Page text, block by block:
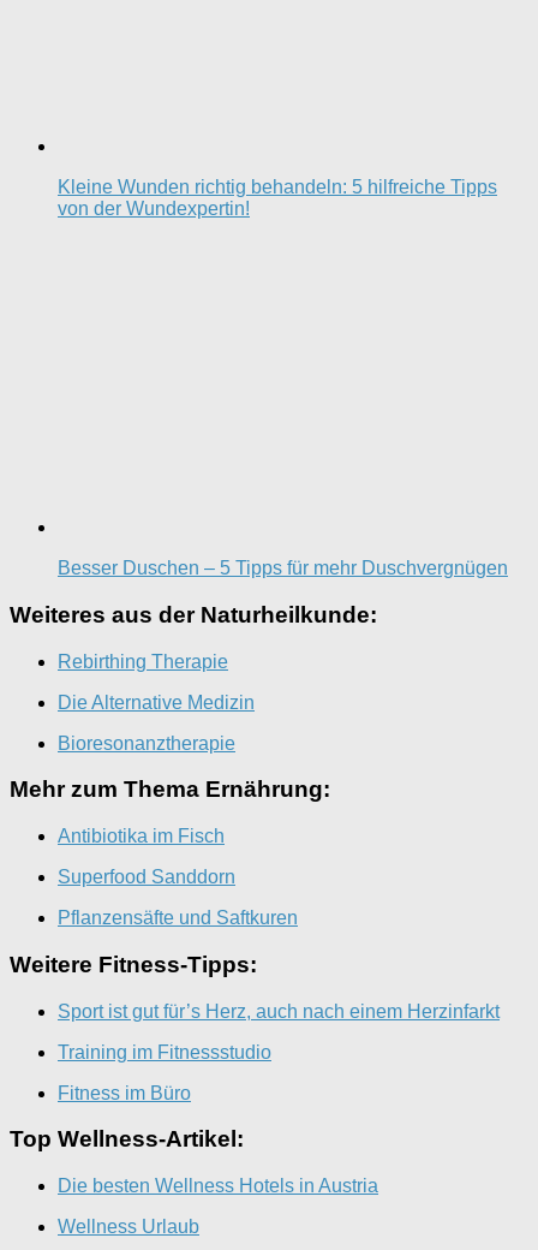
Kleine Wunden richtig behandeln: 5 hilfreiche Tipps
von der Wundexpertin!
Besser Duschen – 5 Tipps für mehr Duschvergnügen
Weiteres aus der Naturheilkunde:
Rebirthing Therapie
Die Alternative Medizin
Bioresonanztherapie
Mehr zum Thema Ernährung:
Antibiotika im Fisch
Superfood Sanddorn
Pflanzensäfte und Saftkuren
Weitere Fitness-Tipps:
Sport ist gut für’s Herz, auch nach einem Herzinfarkt
Training im Fitnessstudio
Fitness im Büro
Top Wellness-Artikel:
Die besten Wellness Hotels in Austria
Wellness Urlaub